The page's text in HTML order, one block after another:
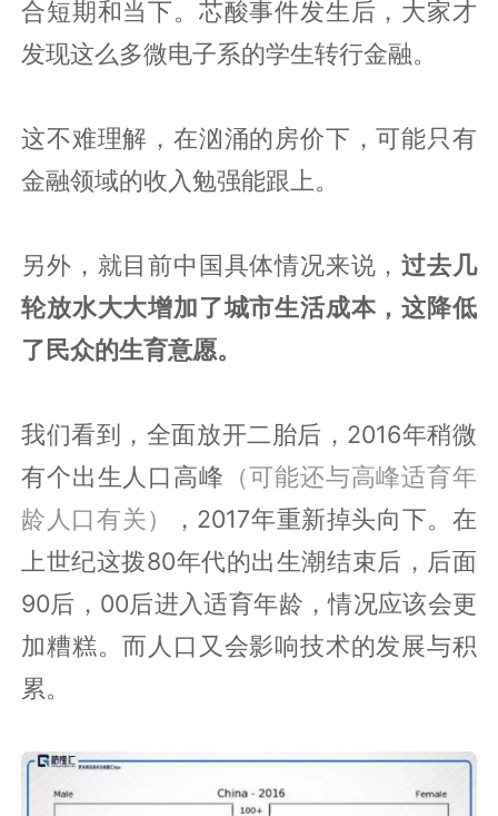
合短期和当下。芯酸事件发生后，大家才
发现这么多微电子系的学生转行金融。
这不难理解，在汹涌的房价下，可能只有
金融领域的收入勉强能跟上。
另外，就目前中国具体情况来说，过去几
轮放水大大增加了城市生活成本，这降低
了民众的生育意愿。
我们看到，全面放开二胎后，2016年稍微
有个出生人口高峰 （可能还与高峰适育年
龄人口有关）
，2017年重新掉头向下。在
上世纪这拨80年代的出生潮结束后，后面
90后，00后进入适育年龄，情况应该会更
加糟糕。而人口又会影响技术的发展与积
累。